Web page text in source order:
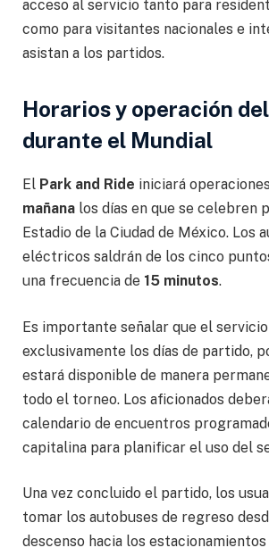
acceso al servicio tanto para
como para visitantes nacionales e
asistan a los partidos.
Horarios y operación
durante el Mundial
El Park and Ride iniciará
mañana los días en que se celebren
Estadio de la Ciudad de México. Los
eléctricos saldrán de los cinco
una frecuencia de 15 minutos.
Es importante señalar que el
exclusivamente los días de partido,
estará disponible de manera
todo el torneo. Los aficionados
calendario de encuentros
capitalina para planificar el uso del
Una vez concluido el partido, los
tomar los autobuses de regreso
descenso hacia los